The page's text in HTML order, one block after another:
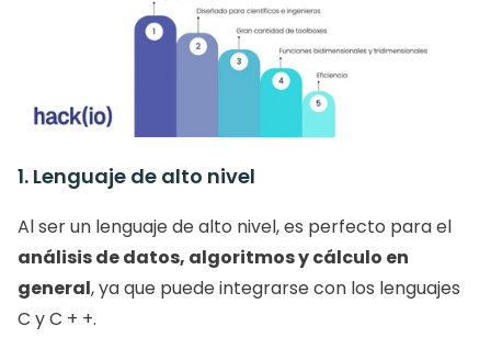
1. Lenguaje de alto nivel
análisis de datos, algoritmos y cálculo en
general, ya que puede integrarse con los lenguajes
C y C + +.